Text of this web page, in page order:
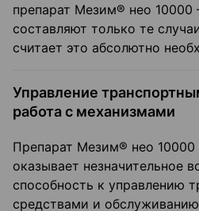
препарат Мезим® нео 10000
составляют только те
считает это абсолютно
Управление
работа с механизмами
Препарат Мезим® нео
оказывает незначительное
способность к управлению
средствами и